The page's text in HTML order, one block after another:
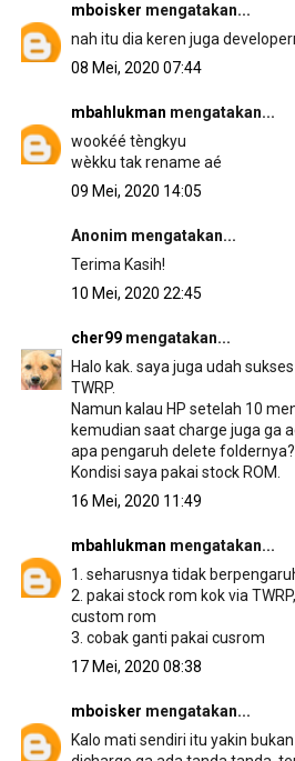
mboisker mengatakan...
nah itu dia keren juga
08 Mei, 2020 07:44
mbahlukman mengatakan...
wookéé tèngkyu
wèkku tak rename aé
09 Mei, 2020 14:05
Anonim mengatakan...
Terima Kasih!
10 Mei, 2020 22:45
cher99mengatakan...
Halo kak. saya juga udah
TWRP.
Namun kalau HP setelah 10
kemudian saat charge juga ga
apa pengaruh delete foldernya?
Kondisi saya pakai stock ROM.
16 Mei, 2020 11:49
mbahlukman mengatakan...
1. seharusnya tidak
2. pakai stock rom kok via
custom rom
3. cobak ganti pakai cusrom
17 Mei, 2020 08:38
mboisker mengatakan...
Kalo mati sendiri itu yakin